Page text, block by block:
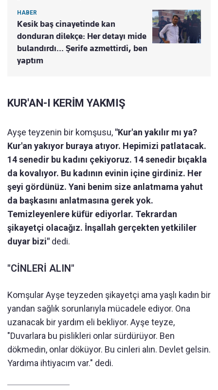
HABER
Kesik baş cinayetinde kan
donduran dilekçe: Her detayı mide
bulandırdı... Şerife azmettirdi, ben
yaptım
KUR'AN-I KERİM YAKMIŞ
Ayşe teyzenin bir komşusu, "Kur'an yakılır mı ya?
Kur'an yakıyor buraya atıyor. Hepimizi patlatacak.
14 senedir bu kadını çekiyoruz. 14 senedir bıçakla
da kovalıyor. Bu kadının evinin içine girdiniz. Her
şeyi gördünüz. Yani benim size anlatmama yahut
da başkasını anlatmasına gerek yok.
Temizleyenlere küfür ediyorlar. Tekrardan
şikayetçi olacağız. İnşallah gerçekten yetkililer
duyar bizi" dedi.
"CİNLERİ ALIN"
Komşular Ayşe teyzeden şikayetçi ama yaşlı kadın bir
yandan sağlık sorunlarıyla mücadele ediyor. Ona
uzanacak bir yardım eli bekliyor. Ayşe teyze,
"Duvarlara bu pislikleri onlar sürdürüyor. Ben
dökmedin, onlar döküyor. Bu cinleri alın. Devlet gelsin.
Yardıma ihtiyacım var." dedi.